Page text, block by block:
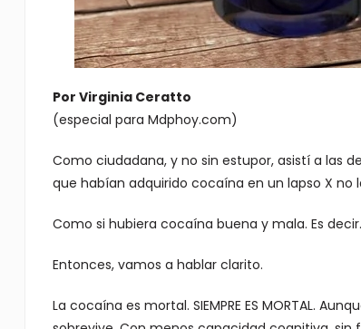
Por Virginia Ceratto
(especial para Mdphoy.com)
Como ciudadana, y no sin estupor, asistí a las
que habían adquirido cocaína en un lapso X no
Como si hubiera cocaína buena y mala. Es
Entonces, vamos a hablar clarito.
La cocaína es mortal. SIEMPRE ES MORTAL.